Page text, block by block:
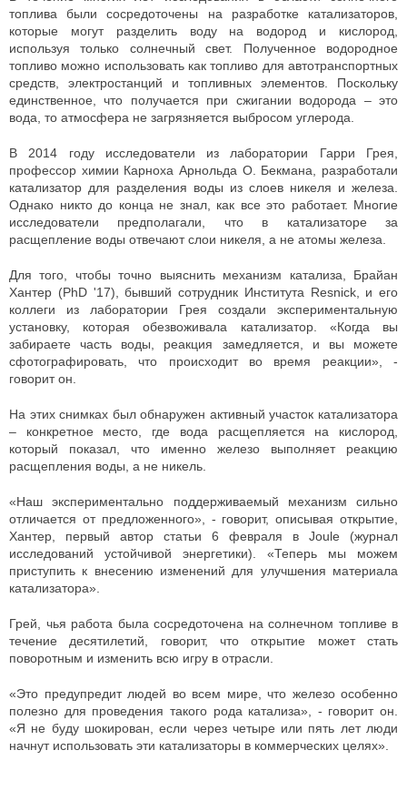
топлива были сосредоточены на разработке катализаторов,
которые могут разделить воду на водород и кислород,
используя только солнечный свет. Полученное водородное
топливо можно использовать как топливо для автотранспортных
средств, электростанций и топливных элементов. Поскольку
единственное, что получается при сжигании водорода – это
вода, то атмосфера не загрязняется выбросом углерода.
В 2014 году исследователи из лаборатории Гарри Грея,
профессор химии Карноха Арнольда О. Бекмана, разработали
катализатор для разделения воды из слоев никеля и железа.
Однако никто до конца не знал, как все это работает. Многие
исследователи предполагали, что в катализаторе за
расщепление воды отвечают слои никеля, а не атомы железа.
Для того, чтобы точно выяснить механизм катализа, Брайан
Хантер (PhD '17), бывший сотрудник Института Resnick, и его
коллеги из лаборатории Грея создали экспериментальную
установку, которая обезвоживала катализатор. «Когда вы
забираете часть воды, реакция замедляется, и вы можете
сфотографировать, что происходит во время реакции», -
говорит он.
На этих снимках был обнаружен активный участок катализатора
– конкретное место, где вода расщепляется на кислород,
который показал, что именно железо выполняет реакцию
расщепления воды, а не никель.
«Наш экспериментально поддерживаемый механизм сильно
отличается от предложенного», - говорит, описывая открытие,
Хантер, первый автор статьи 6 февраля в Joule (журнал
исследований устойчивой энергетики). «Теперь мы можем
приступить к внесению изменений для улучшения материала
катализатора».
Грей, чья работа была сосредоточена на солнечном топливе в
течение десятилетий, говорит, что открытие может стать
поворотным и изменить всю игру в отрасли.
«Это предупредит людей во всем мире, что железо особенно
полезно для проведения такого рода катализа», - говорит он.
«Я не буду шокирован, если через четыре или пять лет люди
начнут использовать эти катализаторы в коммерческих целях».